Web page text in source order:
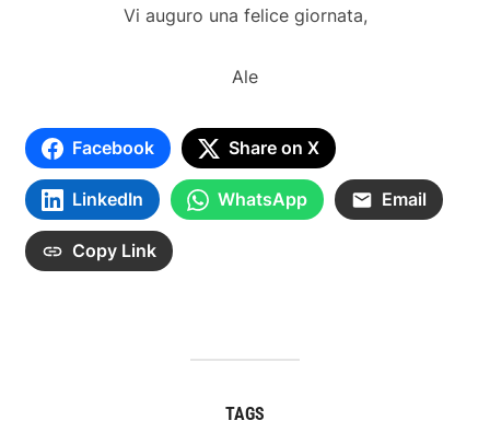
Vi auguro una felice giornata,
Ale
Facebook Share on X
LinkedIn WhatsApp Email
Copy Link
TAGS